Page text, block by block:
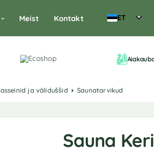
Meist Kontakt ET
Basseinid ja väliduššid Saunatarvikud
Sauna